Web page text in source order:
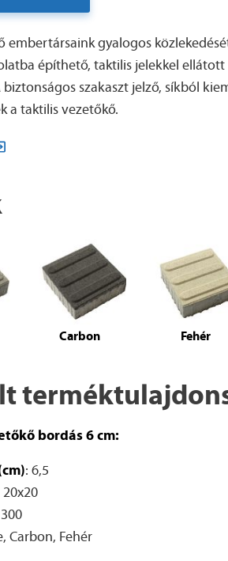
embertársaink gyalogos
építhető, taktilis jelekkel
szakaszt jelző, síkból
a taktilis vezetőkő.
Carbon Fehér
bordás 6 cm:
: 6,5
20x20
Carbon, Fehér